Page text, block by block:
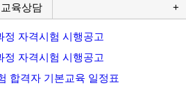
교육상담 +
정 자격시험 시행공고
정 자격시험 시행공고
합격자 기본교육 일정표